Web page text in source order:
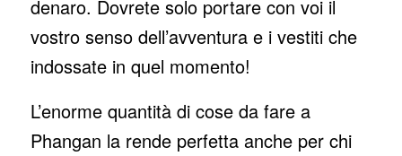
denaro. Dovrete solo portare con voi il
vostro senso dell’avventura e i vestiti che
indossate in quel momento!
L’enorme quantità di cose da fare a
Phangan la rende perfetta anche per chi